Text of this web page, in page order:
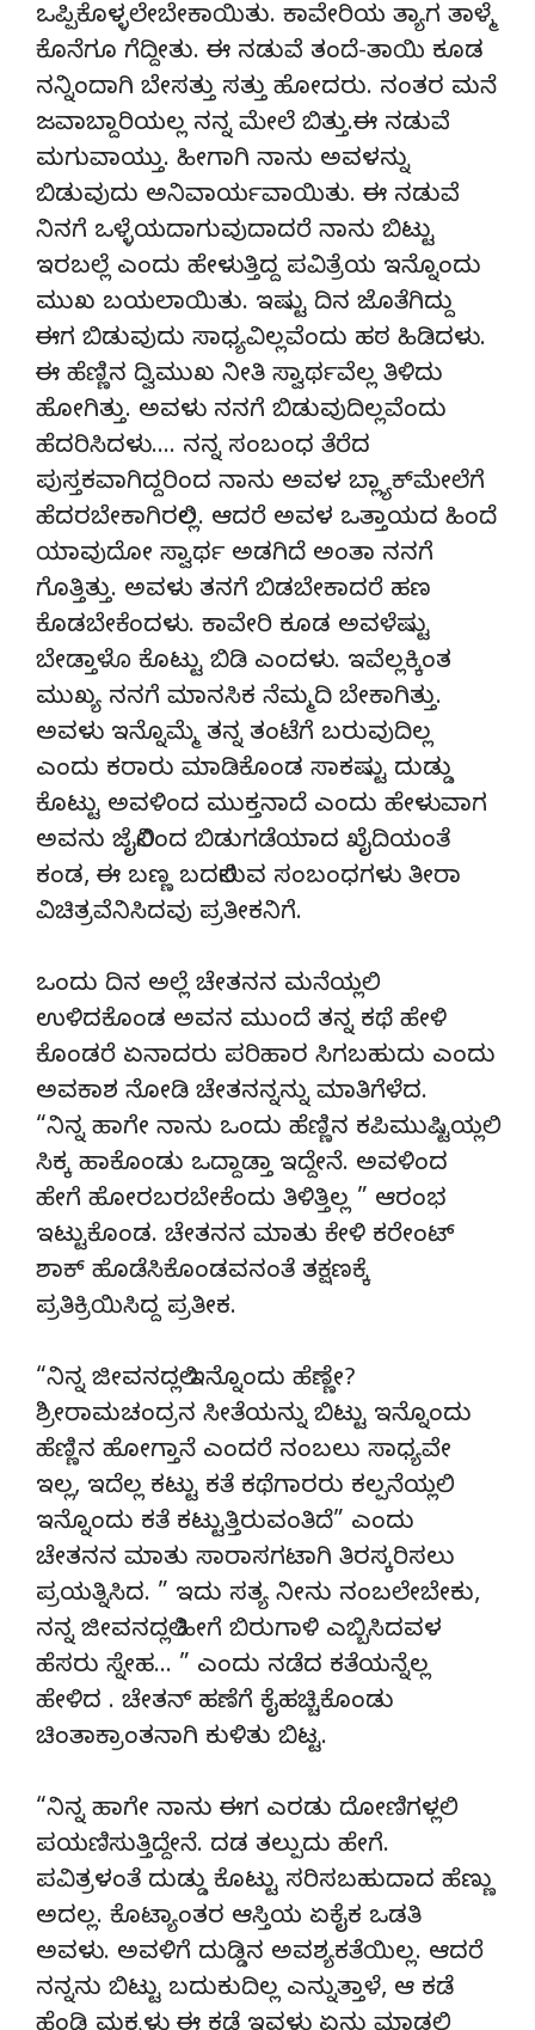
ಒಪ್ಪಿಕೊಳ್ಳಲೇಬೇಕಾಯಿತು. ಕಾವೇರಿಯ ತ್ಯಾಗ ತಾಳ್ಮೆ
ಕೊನೆಗೂ ಗೆದ್ದೀತು. ಈ ನಡುವೆ ತಂದೆ-ತಾಯಿ ಕೂಡ
ನನ್ನಿಂದಾಗಿ ಬೇಸತ್ತು ಸತ್ತು ಹೋದರು. ನಂತರ ಮನೆ
ಜವಾಬ್ದಾರಿಯಲ್ಲ ನನ್ನ ಮೇಲೆ ಬಿತ್ತು.ಈ ನಡುವೆ
ಮಗುವಾಯ್ತು. ಹೀಗಾಗಿ ನಾನು ಅವಳನ್ನು
ಬಿಡುವುದು ಅನಿವಾರ್ಯವಾಯಿತು. ಈ ನಡುವೆ
ನಿನಗೆ ಒಳ್ಳೆಯದಾಗುವುದಾದರೆ ನಾನು ಬಿಟ್ಟು
ಇರಬಲ್ಲೆ ಎಂದು ಹೇಳುತ್ತಿದ್ದ ಪವಿತ್ರೆಯ ಇನ್ನೊಂದು
ಮುಖ ಬಯಲಾಯಿತು. ಇಷ್ಟು ದಿನ ಜೊತೆಗಿದ್ದು
ಈಗ ಬಿಡುವುದು ಸಾಧ್ಯವಿಲ್ಲವೆಂದು ಹಠ ಹಿಡಿದಳು.
ಈ ಹೆಣ್ಣಿನ ದ್ವಿಮುಖ ನೀತಿ ಸ್ವಾರ್ಥವೆಲ್ಲ ತಿಳಿದು
ಹೋಗಿತ್ತು. ಅವಳು ನನಗೆ ಬಿಡುವುದಿಲ್ಲವೆಂದು
ಹೆದರಿಸಿದಳು…. ನನ್ನ ಸಂಬಂಧ ತೆರೆದ
ಪುಸ್ತಕವಾಗಿದ್ದರಿಂದ ನಾನು ಅವಳ ಬ್ಲ್ಯಾಕ್‍ಮೇಲೆಗೆ
ಹೆದರಬೇಕಾಗಿರಲಿಲ್ಲ. ಆದರೆ ಅವಳ ಒತ್ತಾಯದ ಹಿಂದೆ
ಯಾವುದೋ ಸ್ವಾರ್ಥ ಅಡಗಿದೆ ಅಂತಾ ನನಗೆ
ಗೊತ್ತಿತ್ತು. ಅವಳು ತನಗೆ ಬಿಡಬೇಕಾದರೆ ಹಣ
ಕೊಡಬೇಕೆಂದಳು. ಕಾವೇರಿ ಕೂಡ ಅವಳೆಷ್ಟು
ಬೇಡ್ತಾಳೊ ಕೊಟ್ಟು ಬಿಡಿ ಎಂದಳು. ಇವೆಲ್ಲಕ್ಕಿಂತ
ಮುಖ್ಯ ನನಗೆ ಮಾನಸಿಕ ನೆಮ್ಮದಿ ಬೇಕಾಗಿತ್ತು.
ಅವಳು ಇನ್ನೊಮ್ಮೆ ತನ್ನ ತಂಟೆಗೆ ಬರುವುದಿಲ್ಲ
ಎಂದು ಕರಾರು ಮಾಡಿಕೊಂಡ ಸಾಕಷ್ಟು ದುಡ್ಡು
ಕೊಟ್ಟು ಅವಳಿಂದ ಮುಕ್ತನಾದೆ ಎಂದು ಹೇಳುವಾಗ
ಅವನು ಜೈಲಿನಿಂದ ಬಿಡುಗಡೆಯಾದ ಖೈದಿಯಂತೆ
ಕಂಡ, ಈ ಬಣ್ಣ ಬದಲಿಸುವ ಸಂಬಂಧಗಳು ತೀರಾ
ವಿಚಿತ್ರವೆನಿಸಿದವು ಪ್ರತೀಕನಿಗೆ.
ಒಂದು ದಿನ ಅಲ್ಲೆ ಚೇತನನ ಮನೆಯಲ್ಲಿ
ಉಳಿದಕೊಂಡ ಅವನ ಮುಂದೆ ತನ್ನ ಕಥೆ ಹೇಳಿ
ಕೊಂಡರೆ ಏನಾದರು ಪರಿಹಾರ ಸಿಗಬಹುದು ಎಂದು
ಅವಕಾಶ ನೋಡಿ ಚೇತನನ್ನನ್ನು ಮಾತಿಗೆಳೆದ.
“ನಿನ್ನ ಹಾಗೇ ನಾನು ಒಂದು ಹೆಣ್ಣಿನ ಕಪಿಮುಷ್ಟಿಯಲ್ಲಿ
ಸಿಕ್ಕ ಹಾಕೊಂಡು ಒದ್ದಾಡ್ತಾ ಇದ್ದೇನೆ. ಅವಳಿಂದ
ಹೇಗೆ ಹೋರಬರಬೇಕೆಂದು ತಿಳಿತ್ತಿಲ್ಲ ” ಆರಂಭ
ಇಟ್ಟುಕೊಂಡ. ಚೇತನನ ಮಾತು ಕೇಳಿ ಕರೇಂಟ್
ಶಾಕ್ ಹೊಡೆಸಿಕೊಂಡವನಂತೆ ತಕ್ಷಣಕ್ಕೆ
ಪ್ರತಿಕ್ರಿಯಿಸಿದ್ದ ಪ್ರತೀಕ.
“ನಿನ್ನ ಜೀವನದಲ್ಲಿ ಇನ್ನೊಂದು ಹೆಣ್ಣೇ?
ಶ್ರೀರಾಮಚಂದ್ರನ ಸೀತೆಯನ್ನು ಬಿಟ್ಟು ಇನ್ನೊಂದು
ಹೆಣ್ಣಿನ ಹೋಗ್ತಾನೆ ಎಂದರೆ ನಂಬಲು ಸಾಧ್ಯವೇ
ಇಲ್ಲ, ಇದೆಲ್ಲ ಕಟ್ಟು ಕತೆ ಕಥೆಗಾರರು ಕಲ್ಪನೆಯಲ್ಲಿ
ಇನ್ನೊಂದು ಕತೆ ಕಟ್ಟುತ್ತಿರುವಂತಿದೆ” ಎಂದು
ಚೇತನನ ಮಾತು ಸಾರಾಸಗಟಾಗಿ ತಿರಸ್ಕರಿಸಲು
ಪ್ರಯತ್ನಿಸಿದ. ” ಇದು ಸತ್ಯ ನೀನು ನಂಬಲೇಬೇಕು,
ನನ್ನ ಜೀವನದಲ್ಲಿ ಹೀಗೆ ಬಿರುಗಾಳಿ ಎಬ್ಬಿಸಿದವಳ
ಹೆಸರು ಸ್ನೇಹ… ” ಎಂದು ನಡೆದ ಕತೆಯನ್ನೆಲ್ಲ
ಹೇಳಿದ . ಚೇತನ್ ಹಣೆಗೆ ಕೈಹಚ್ಚಿಕೊಂಡು
ಚಿಂತಾಕ್ರಾಂತನಾಗಿ ಕುಳಿತು ಬಿಟ್ಟ.
“ನಿನ್ನ ಹಾಗೇ ನಾನು ಈಗ ಎರಡು ದೋಣಿಗಳಲ್ಲಿ
ಪಯಣಿಸುತ್ತಿದ್ದೇನೆ. ದಡ ತಲ್ಪುದು ಹೇಗೆ.
ಪವಿತ್ರಳಂತೆ ದುಡ್ಡು ಕೊಟ್ಟು ಸರಿಸಬಹುದಾದ ಹೆಣ್ಣು
ಅದಲ್ಲ. ಕೊಟ್ಯಾಂತರ ಆಸ್ತಿಯ ಏಕೈಕ ಒಡತಿ
ಅವಳು. ಅವಳಿಗೆ ದುಡ್ಡಿನ ಅವಶ್ಯಕತೆಯಿಲ್ಲ. ಆದರೆ
ನನ್ನನು ಬಿಟ್ಟು ಬದುಕುದಿಲ್ಲ ಎನ್ನುತ್ತಾಳೆ, ಆ ಕಡೆ